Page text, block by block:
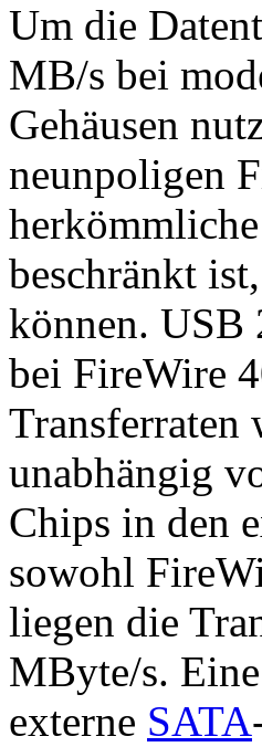
Um die
MB/s bei
Gehäusen
neunpoligen
beschränkt
können. USB
bei FireWire
Transferraten
unabhängig
Chips in den
sowohl
liegen die
MByte/s.
externe SATA